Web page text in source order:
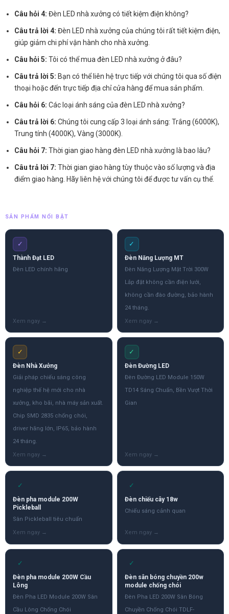
Câu hỏi 4: Đèn LED nhà xưởng có tiết kiệm điện không?
Câu trả lời 4: Đèn LED nhà xưởng của chúng tôi rất tiết kiệm điện,
giúp giảm chi phí vận hành cho nhà xưởng.
Câu hỏi 5: Tôi có thể mua đèn LED nhà xưởng ở đâu?
Câu trả lời 5: Bạn có thể liên hệ trực tiếp với chúng tôi qua số điện
thoại hoặc đến trực tiếp địa chỉ cửa hàng để mua sản phẩm.
Câu hỏi 6: Các loại ánh sáng của đèn LED nhà xưởng?
Câu trả lời 6: Chúng tôi cung cấp 3 loại ánh sáng: Trắng (6000K),
Trung tính (4000K), Vàng (3000K).
Câu hỏi 7: Thời gian giao hàng đèn LED nhà xưởng là bao lâu?
Câu trả lời 7: Thời gian giao hàng tùy thuộc vào số lượng và địa
điểm giao hàng. Hãy liên hệ với chúng tôi để được tư vấn cụ thể.
SẢN PHẨM NỔI BẬT
✓
Thành Đạt LED
Đèn LED chính hãng
✓
Đèn Năng Lượng MT
Đèn Năng Lượng Mặt Trời 300W
Lắp đặt không cần điện lưới,
không cần đào đường, bảo hành
24 tháng.
✓
Đèn Nhà Xưởng
Giải pháp chiếu sáng công
nghiệp thế hệ mới cho nhà
xưởng, kho bãi, nhà máy sản xuất.
Chip SMD 2835 chống chói,
driver hãng lớn, IP65, bảo hành
24 tháng.
✓
Đèn Đường LED
Đèn Đường LED Module 150W
TD14 Sáng Chuẩn, Bền Vượt Thời
Gian
✓
Đèn pha module 200W
Pickleball
Sân Pickleball tiêu chuẩn
✓
Đèn chiếu cây 18w
Chiếu sáng cảnh quan
✓
Đèn pha module 200W Cầu
Lông
Đèn Pha LED Module 200W Sân
Cầu Lông Chống Chói
✓
Đèn sân bóng chuyền 200w
module chống chói
Đèn Pha LED 200W Sân Bóng
Chuyền Chống Chói TDLF-